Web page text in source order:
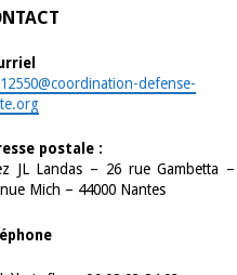
defense-
postale :
JL Landas – 26 rue Gambetta –
Mich – 44000 Nantes